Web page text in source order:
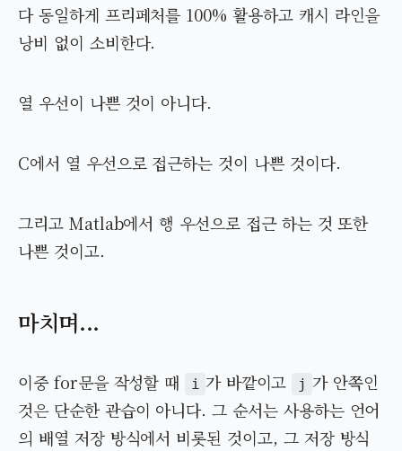
다 동일하게 프리페처를 100% 활용하고 캐시 라인을
낭비 없이 소비한다.
열 우선이 나쁜 것이 아니다.
C에서 열 우선으로 접근하는 것이 나쁜 것이다.
그리고 Matlab에서 행 우선으로 접근 하는 것 또한
나쁜 것이고.
마치며...
이중 for문을 작성할 때 i 가 바깥이고 j 가 안쪽인
것은 단순한 관습이 아니다. 그 순서는 사용하는 언어
의 배열 저장 방식에서 비롯된 것이고, 그 저장 방식